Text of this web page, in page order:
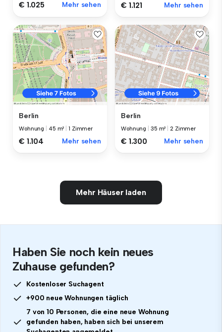
€ 1.025 Mehr sehen € 1.121 Mehr sehen
Berlin
Wohnung 45 m² |1 Zimmer
€ 1.104 Mehr sehen
Berlin
Wohnung 35 m² |2 Zimmer
€ 1.300 Mehr sehen
Mehr Häuser laden
Haben Sie noch kein neues
Zuhause gefunden?
Kostenloser Suchagent
+900 neue Wohnungen täglich
7 von 10 Personen, die eine neue Wohnung
gefunden haben, haben sich bei unserem